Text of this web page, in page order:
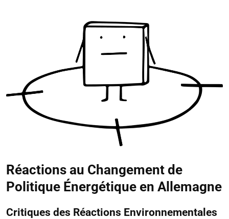
Réactions au Changement de
Politique Énergétique en Allemagne
Critiques des Réactions Environnementales